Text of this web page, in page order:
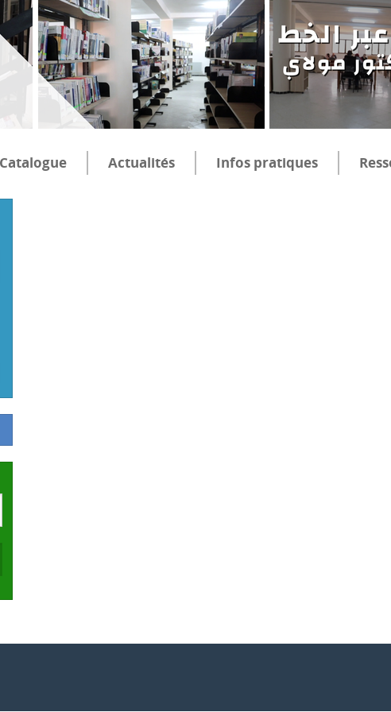
Catalogue Actualités Infos pratiques